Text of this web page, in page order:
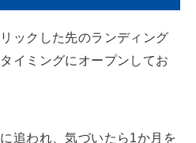
ックした先のランディング
イミングにオープンしてお
追われ、気づいたら1か月を